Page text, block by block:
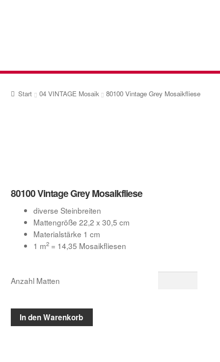
Start 04 VINTAGE Mosaik 80100 Vintage Grey Mosaikfliese
80100 Vintage Grey Mosaikfliese
diverse Steinbreiten
Mattengröße 22,2 x 30,5 cm
Materialstärke 1 cm
1 m2= 14,35 Mosaikfliesen
Anzahl Matten
In den Warenkorb